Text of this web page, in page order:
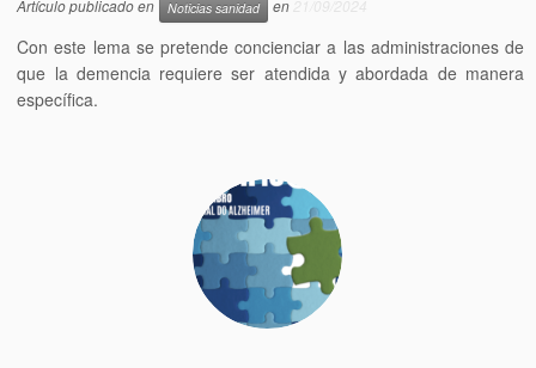
Artículo publicado en Noticias sanidad en
Con este lema se pretende concienciar a las administraciones de
que la demencia requiere ser atendida y abordada de manera
específica.